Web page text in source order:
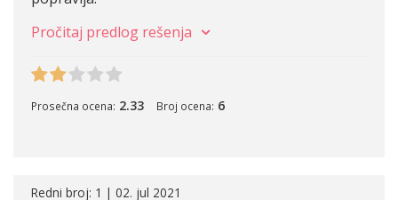
Pročitaj predlog rešenja
Prosečna ocena: 2.33 Broj ocena: 6
Redni broj: 1 | 02. jul 2021